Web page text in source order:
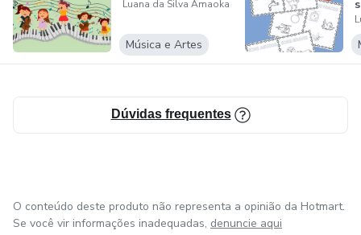
Luana da Silva Amaoka
Música e Artes
Dúvidas frequentes
O conteúdo deste produto não representa a opinião da Hotmart.
Se você vir informações inadequadas, denuncie aqui